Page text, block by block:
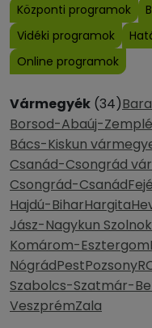
Központi programok
Vidéki programok
Online programok
Vármegyék (34)
Borsod-Abaúj-
Bács-Kiskun
Csanád-Csongrád
Csongrád-Csanád
Hajdú-BiharHargita
Jász-Nagykun
Komárom-Esztergom
NógrádPestPozsony
Szabolcs-Szatmár-
VeszprémZala